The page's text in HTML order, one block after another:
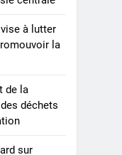
durable
propre
du
du
de
à lutter
la
de la
déchets
sur